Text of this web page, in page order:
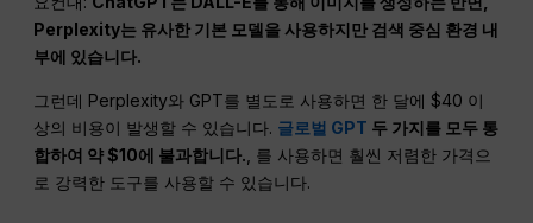
Perplexity는 유사한 기본 모델을 사용하지만 검색 중심 환경 내
부에 있습니다.
그런데 Perplexity와 GPT를 별도로 사용하면 한 달에 $40 이
상의 비용이 발생할 수 있습니다. 글로벌 GPT 두 가지를 모두 통
합하여 약 $10에 불과합니다., 를 사용하면 훨씬 저렴한 가격으
로 강력한 도구를 사용할 수 있습니다.